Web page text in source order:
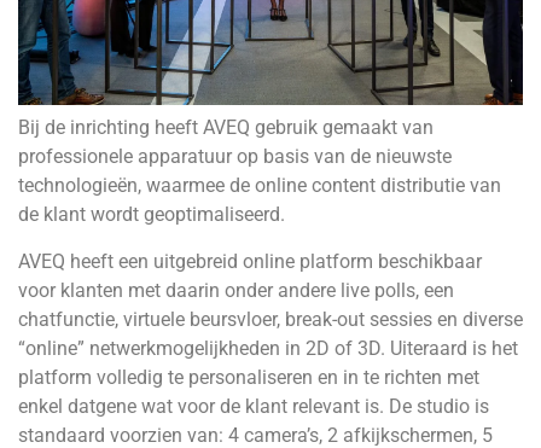
Bij de inrichting heeft AVEQ gebruik gemaakt van
professionele apparatuur op basis van de nieuwste
technologieën, waarmee de online content distributie van
de klant wordt geoptimaliseerd.
AVEQ heeft een uitgebreid online platform beschikbaar
voor klanten met daarin onder andere live polls, een
chatfunctie, virtuele beursvloer, break-out sessies en diverse
“online” netwerkmogelijkheden in 2D of 3D. Uiteraard is het
platform volledig te personaliseren en in te richten met
enkel datgene wat voor de klant relevant is. De studio is
standaard voorzien van: 4 camera’s, 2 afkijkschermen, 5